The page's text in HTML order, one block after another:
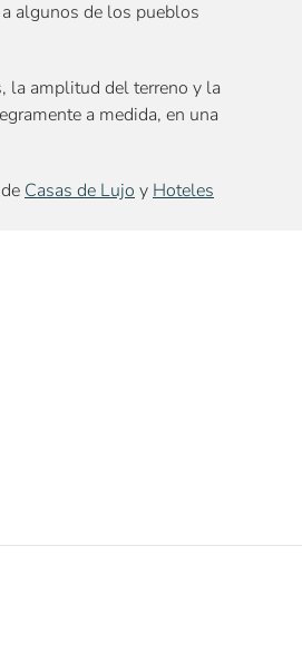
algunos de los pueblos
la amplitud del terreno y la
a medida, en una
Casas de Lujo y Hoteles